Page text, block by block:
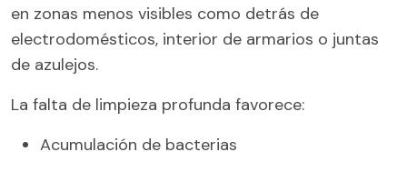
en zonas menos visibles como detrás de
electrodomésticos, interior de armarios o juntas
de azulejos.
La falta de limpieza profunda favorece:
Acumulación de bacterias